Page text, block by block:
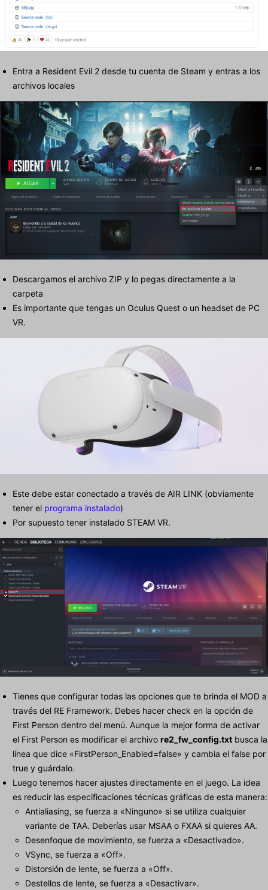
Entra a Resident Evil 2 desde tu cuenta de Steam y entras a los
archivos locales
Descargamos el archivo ZIP y lo pegas directamente a la
carpeta
Es importante que tengas un Oculus Quest o un headset de PC
VR.
Este debe estar conectado a través de AIR LINK (obviamente
tener el programa instalado)
Por supuesto tener instalado STEAM VR.
Tienes que configurar todas las opciones que te brinda el MOD a
través del RE Framework. Debes hacer check en la opción de
First Person dentro del menú. Aunque la mejor forma de activar
el First Person es modificar el archivo re2_fw_config.txt busca la
línea que dice «FirstPerson_Enabled=false» y cambia el false por
true y guárdalo.
Luego tenemos hacer ajustes directamente en el juego. La idea
es reducir las especificaciones técnicas gráficas de esta manera:
Antialiasing, se fuerza a «Ninguno» si se utiliza cualquier
variante de TAA. Deberías usar MSAA o FXAA si quieres AA.
Desenfoque de movimiento, se fuerza a «Desactivado».
VSync, se fuerza a «Off».
Distorsión de lente, se fuerza a «Off».
Destellos de lente, se fuerza a «Desactivar».